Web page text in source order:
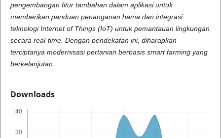
pengembangan fitur tambahan dalam aplikasi untuk
memberikan panduan penanganan hama dan integrasi
teknologi Internet of Things (IoT) untuk pemantauan lingkungan
secara real-time. Dengan pendekatan ini, diharapkan
terciptanya modernisasi pertanian berbasis smart farming yang
berkelanjutan.
Downloads